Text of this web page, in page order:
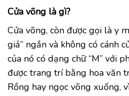
Cửa võng là gì?
Cửa võng, còn được gọi là y
giả” ngắn và không có cánh
của nó có dạng chữ “M” với
được trang trí bằng hoa văn
Rồng hay ngọc võng xuống,